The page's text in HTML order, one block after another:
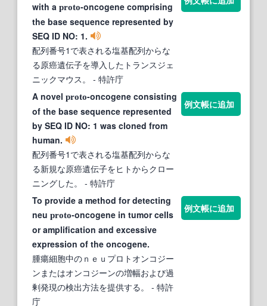
with a proto-oncogene comprising
the base sequence represented by
SEQ ID NO: 1.
配列番号1で表される塩基配列からな
る原癌遺伝子を導入したトランスジェ
ニックマウス。
- 特許庁
A novel proto-oncogene consisting
of the base sequence represented
by SEQ ID NO: 1 was cloned from
human.
配列番号1で表される塩基配列からな
る新規な原癌遺伝子をヒトからクロー
ニングした。
- 特許庁
例文帳に追加
To provide a method for detecting
neu proto-oncogene in tumor cells
or amplification and excessive
expression of the oncogene.
腫瘍細胞中のｎｅｕプロトオンコジー
ンまたはオンコジーンの増幅および過
剰発現の検出方法を提供する。
- 特許
庁
例文帳に追加